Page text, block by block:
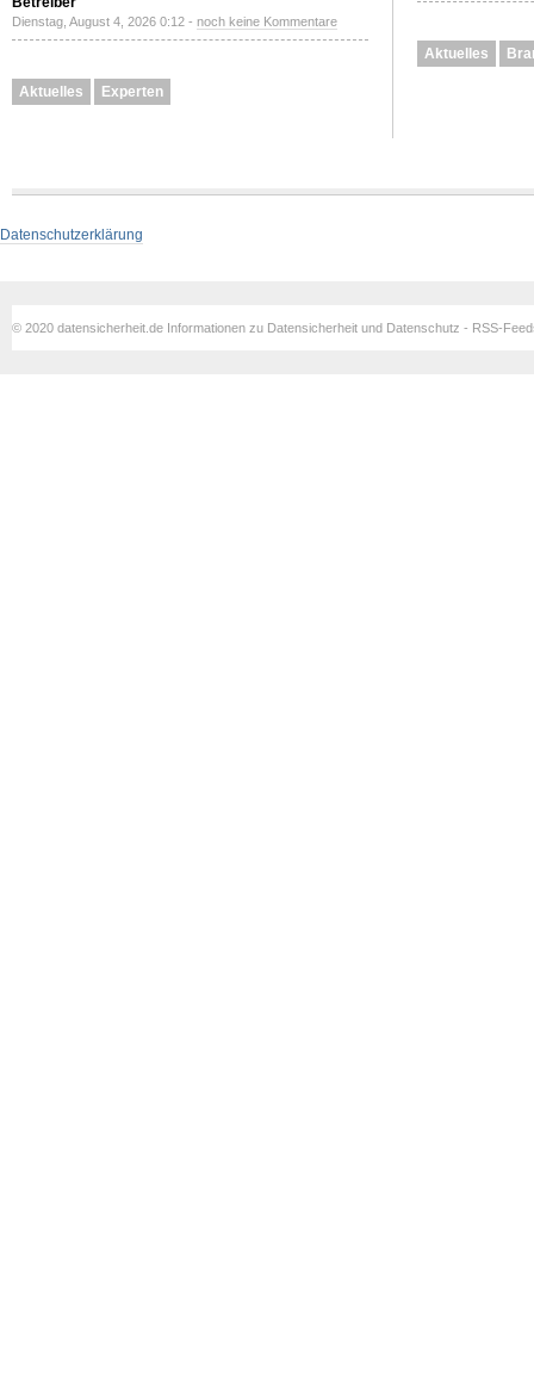
Dienstag, August 4, 2026 0:12 - noch keine Kommentare
Aktuelles Experten
Aktuelles
Datenschutzerklärung
© 2020 datensicherheit.de Informationen zu Datensicherheit und Datenschutz - RSS-